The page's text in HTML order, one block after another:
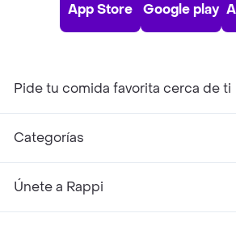
App Store Google play
Pide tu comida favorita cerca de ti
Categorías
Únete a Rappi